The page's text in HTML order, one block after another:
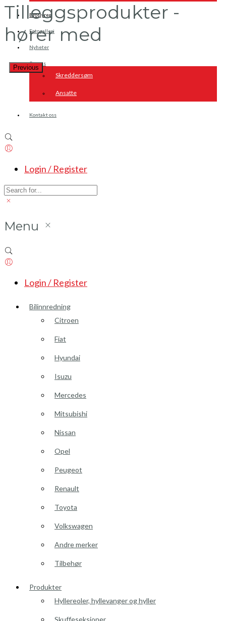
Brosjyrer
Fotogalleri
Nyheter
Om oss
Skreddersøm
Ansatte
Kontakt oss
Login / Register
Menu
Login / Register
Bilinnredning
Citroen
Fiat
Hyundai
Isuzu
Mercedes
Mitsubishi
Nissan
Opel
Peugeot
Renault
Toyota
Volkswagen
Andre merker
Tilbehør
Produkter
Hyllereoler, hyllevanger og hyller
Skuffeseksjoner
Tilleggsprodukter -
hører med
Previous